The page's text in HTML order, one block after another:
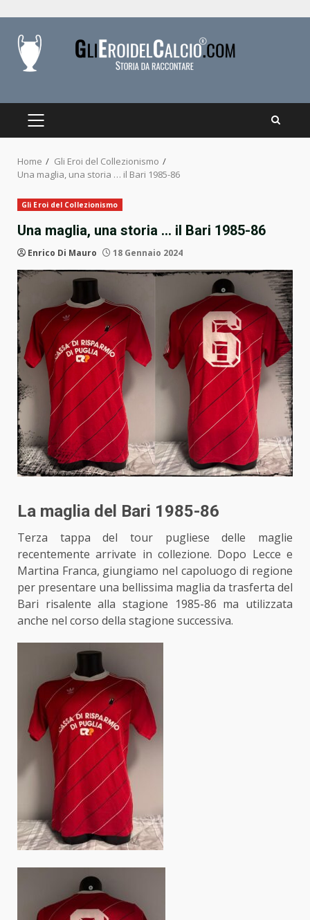
content
PRIMARY
Home
Gli Eroi del Collezionismo
Una maglia, una storia … il Bari 1985-86
Gli Eroi del Collezionismo
Una maglia, una storia … il Bari 1985-86
Enrico Di Mauro 18 Gennaio 2024
La maglia del Bari 1985-86
Terza tappa del tour pugliese delle maglie
recentemente arrivate in collezione. Dopo Lecce e
Martina Franca, giungiamo nel capoluogo di regione
per presentare una bellissima maglia da trasferta del
Bari risalente alla stagione 1985-86 ma utilizzata
anche nel corso della stagione successiva.